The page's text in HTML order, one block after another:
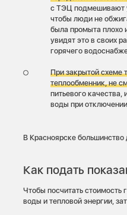
с ТЭЦ подмешивают
чтобы люди не
была промыта плохо
увидят это в своих
горячего
При закрытой схеме
теплообменник, не
питьевого
воды при
В Красноярске
Как подать
Чтобы посчитать стоимость
воды и тепловой энергии,